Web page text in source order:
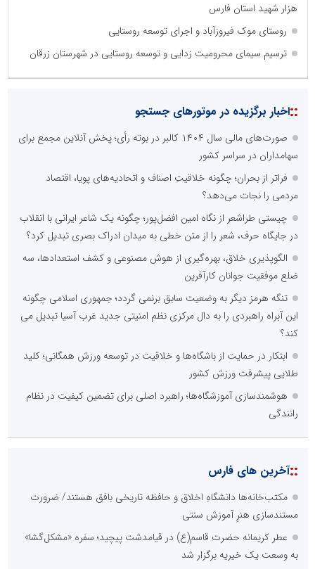
هزار شهید استان فارس
روستای موک فیروزآباد و اجرای توسعه روستایی
ترسیم سیمای محرومیت زدایی و توسعه روستایی در شهرستان زرقان
::اخبار برگزیده در موتورهای جستجو
صورت‌های مالی سال ۱۴۰۴ کالبر در بوته رأی؛ پخش آنلاین مجمع برای
سهامداران در سراسر کشور
فراتر از بحران؛ چگونه خلاقیتِ اصناف و اتحادیه‌های پویا، اقتصاد
مردمی را نجات می‌دهد؟
چیستی طراشعر از نگاه امین افضل‌پور؛ چگونه یک شاعر ایرانی با انقلاب
در جایگاه حرف، شعر را از متن خطی به میدان ادراک بصری تبدیل کرد؟
الگوپذیری خلاق، بهره‌گیری از هوش مصنوعی و کشف استعدادها، سه
ضلع موفقیت جوانان کارآفرین
تنگه هرمز دیگر به وضعیت سابق برنمی گردد؛ جمهوری اسلامی چگونه
این آبراه راهبردی را به دال مرکزی نظم امنیتی جدید غرب آسیا تبدیل می
کند؟
ابتکار در حمایت از باشگاه‌ها و خلاقیت در توسعه ورزش همگانی؛ کلید
طلایی پیشرفت ورزش کشور
هوشمندسازی آموزشگاه‌ها؛ راهبرد اصلی برای تضمین کیفیت در نظام
رانندگی
::آخرین های فارس
مکتب‌خانه‌ها دانشگاهِ اخلاق و حافظه تاریخی بافق هستند/ ضرورت
مستندسازی هنرِ آموزش سنتی
عطر کریمانه حضرت قاسم(ع) در قیامدشت پیچید؛ سفره «مشکل‌گشا»
به وسعت یک خیریه برگزار شد